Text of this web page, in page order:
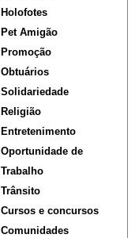
Holofotes
Pet Amigão
Promoção
Obtuários
Solidariedade
Religião
Entretenimento
Oportunidade de
Trabalho
Trânsito
Cursos e concursos
Comunidades